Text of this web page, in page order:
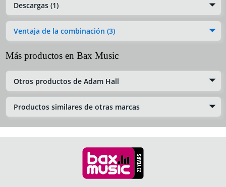
Descargas (1)
Ventaja de la combinación (3)
Más productos en Bax Music
Otros productos de Adam Hall
Productos similares de otras marcas